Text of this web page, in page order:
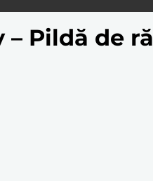
– Pildă de